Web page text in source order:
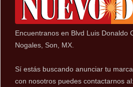
Encuentranos en Blvd Luis Donaldo
Nogales, Son, MX.
Sí estás buscando anunciar tu
con nosotros puedes contactarnos al: